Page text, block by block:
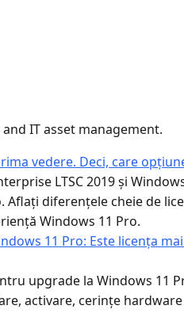
IT asset management.
vedere. Deci, care
LTSC 2019 și
Aflați diferențele cheie de
Windows 11 Pro.
11 Pro: Este licența
upgrade la Windows 11
activare, cerințe